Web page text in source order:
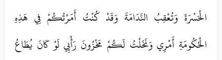
الْحَسْرَةَ وَتُعْقِبُ النَّدَامَةَ وَقَدْ كُنْتُ أَمَرْتُكُمْ فِي هَذِهِ
الْحُكُومَةِ أَمْرِي وَنَخَلْتُ لَكُمْ مَخْزُونَ رَأْيِي لَوْ كَانَ يُطَاعُ